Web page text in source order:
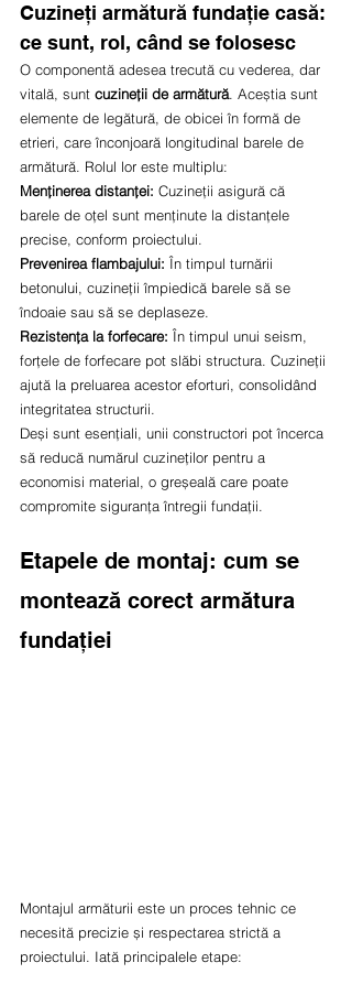
Cuzineți armătură fundație casă:
ce sunt, rol, când se folosesc
O componentă adesea trecută cu vederea, dar
vitală, sunt cuzineții de armătură. Aceștia sunt
elemente de legătură, de obicei în formă de
etrieri, care înconjoară longitudinal barele de
armătură. Rolul lor este multiplu:
Menținerea distanței: Cuzineții asigură că
barele de oțel sunt menținute la distanțele
precise, conform proiectului.
Prevenirea flambajului: În timpul turnării
betonului, cuzineții împiedică barele să se
îndoaie sau să se deplaseze.
Rezistența la forfecare: În timpul unui seism,
forțele de forfecare pot slăbi structura. Cuzineții
ajută la preluarea acestor eforturi, consolidând
integritatea structurii.
Deși sunt esențiali, unii constructori pot încerca
să reducă numărul cuzineților pentru a
economisi material, o greșeală care poate
compromite siguranța întregii fundații.
Etapele de montaj: cum se
montează corect armătura
fundației
Montajul armăturii este un proces tehnic ce
necesită precizie și respectarea strictă a
proiectului. Iată principalele etape: